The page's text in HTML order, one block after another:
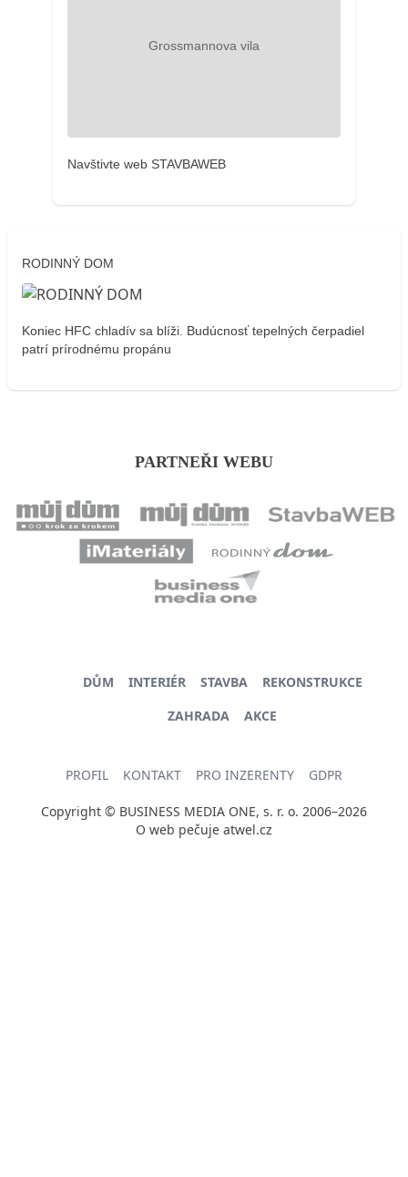
Navštivte web STAVBAWEB
RODINNÝ DOM
Koniec HFC chladív sa blíži. Budúcnosť tepelných čerpadiel
patrí prírodnému propánu
PARTNEŘI WEBU
DŮM INTERIÉR STAVBA
REKONSTRUKCE
ZAHRADA
AKCE
PROFIL KONTAKT PRO INZERENTY GDPR
Copyright © BUSINESS MEDIA ONE, s. r. o. 2006–2026